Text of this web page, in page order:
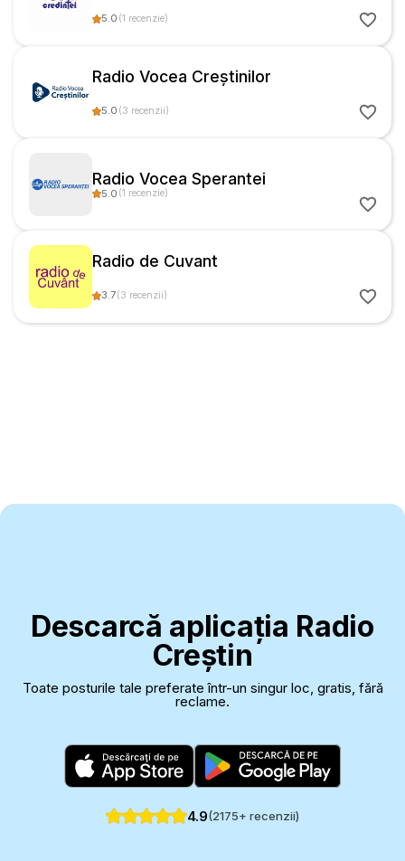
5.0 (1 recenzie)
Radio Vocea Creștinilor
5.0 (3 recenzii)
Radio Vocea Sperantei
5.0 (1 recenzie)
Radio de Cuvant
3.7(3 recenzii)
Descarcă aplicația Radio
Creștin
Toate posturile tale preferate într-un singur loc, gratis, fără
reclame.
4.9(2175+ recenzii)